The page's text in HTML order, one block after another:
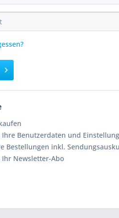
Ihre Benutzerdaten und
Bestellungen inkl.
Ihr Newsletter-Abo